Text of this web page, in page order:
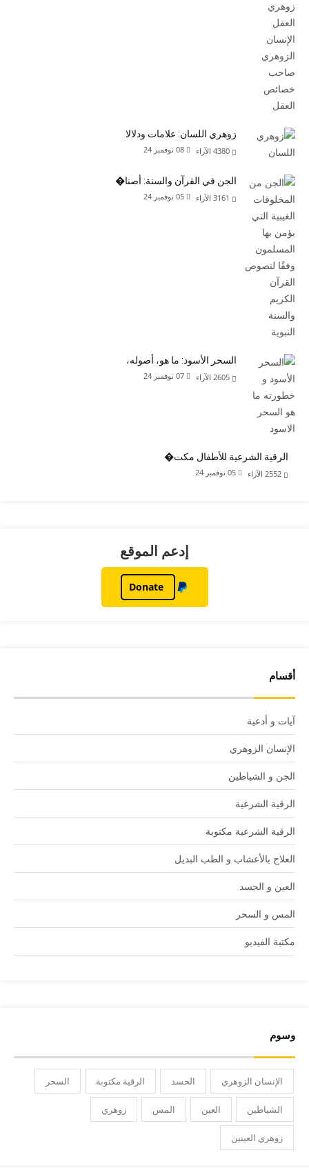
زوهري اللسان: علامات ودلالا
08 نوفمبر 24 الآراء
الجن في القرآن والسنة: أصنا�
05 نوفمبر 24 الآراء
السحر الأسود: ما هو، أصوله،
07 نوفمبر 24 الآراء
الرقية الشرعية للأطفال مكت�
05 نوفمبر 24 الآراء
إدعم الموقع
Donate
أقسام
آيات و أدعية
الإنسان الزوهري
الجن و الشياطين
الرقية الشرعية
الرقية الشرعية مكتوبة
العلاج بالأعشاب و الطب البديل
العين و الحسد
المس و السحر
مكتبة الفيديو
وسوم
الإنسان الزوهري الحسد الرقية مكتوبة السحر
الشياطين العين المس زوهري
زوهري العينين